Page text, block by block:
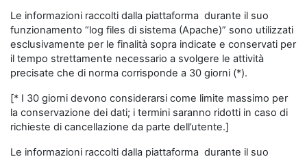
Le informazioni raccolti dalla piattaforma durante il suo
funzionamento “log files di sistema (Apache)” sono utilizzati
esclusivamente per le finalità sopra indicate e conservati per
il tempo strettamente necessario a svolgere le attività
precisate che di norma corrisponde a 30 giorni (*).
[* I 30 giorni devono considerarsi come limite massimo per
la conservazione dei dati; i termini saranno ridotti in caso di
richieste di cancellazione da parte dell’utente.]
Le informazioni raccolti dalla piattaforma durante il suo